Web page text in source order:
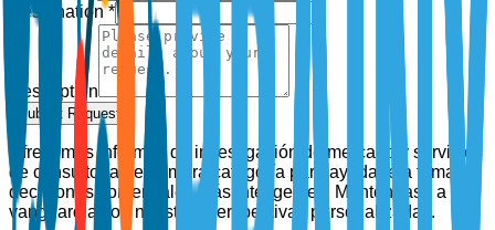
Designation *
Description
Submit Request
Ofrecemos informes de investigación de mercado y servicios
de consultoría de primera categoría para ayudarle a tomar
decisiones comerciales más inteligentes. Manténgase a la
vanguardia con nuestras perspectivas personalizadas.